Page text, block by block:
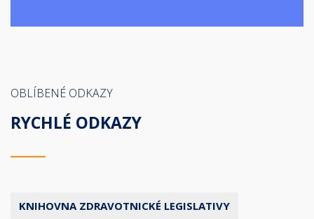
OBLÍBENÉ ODKAZY
RYCHLÉ ODKAZY
KNIHOVNA ZDRAVOTNICKÉ LEGISLATIVY